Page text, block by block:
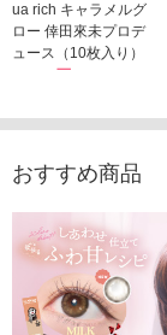
ua rich キャラメルグ
ロー 倖田來未プロデ
ュース（10枚入り）
1,760円
おすすめ商品